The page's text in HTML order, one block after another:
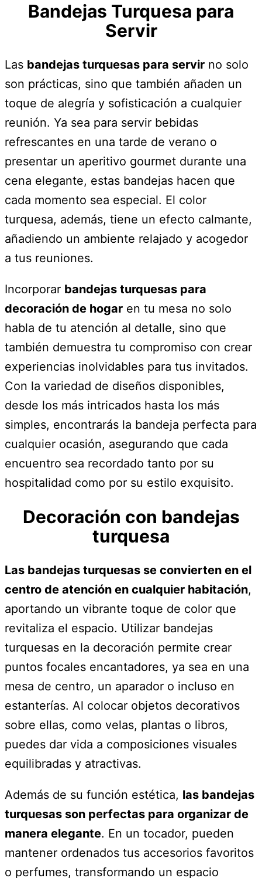
Bandejas Turquesa para
Servir
Las bandejas turquesas para servir no solo
son prácticas, sino que también añaden un
toque de alegría y sofisticación a cualquier
reunión. Ya sea para servir bebidas
refrescantes en una tarde de verano o
presentar un aperitivo gourmet durante una
cena elegante, estas bandejas hacen que
cada momento sea especial. El color
turquesa, además, tiene un efecto calmante,
añadiendo un ambiente relajado y acogedor
a tus reuniones.
Incorporar bandejas turquesas para
decoración de hogar en tu mesa no solo
habla de tu atención al detalle, sino que
también demuestra tu compromiso con crear
experiencias inolvidables para tus invitados.
Con la variedad de diseños disponibles,
desde los más intricados hasta los más
simples, encontrarás la bandeja perfecta para
cualquier ocasión, asegurando que cada
encuentro sea recordado tanto por su
hospitalidad como por su estilo exquisito.
Decoración con bandejas
turquesa
Las bandejas turquesas se convierten en el
centro de atención en cualquier habitación,
aportando un vibrante toque de color que
revitaliza el espacio. Utilizar bandejas
turquesas en la decoración permite crear
puntos focales encantadores, ya sea en una
mesa de centro, un aparador o incluso en
estanterías. Al colocar objetos decorativos
sobre ellas, como velas, plantas o libros,
puedes dar vida a composiciones visuales
equilibradas y atractivas.
Además de su función estética, las bandejas
turquesas son perfectas para organizar de
manera elegante. En un tocador, pueden
mantener ordenados tus accesorios favoritos
o perfumes, transformando un espacio